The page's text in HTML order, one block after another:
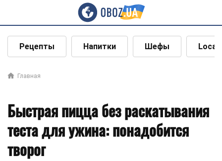
Рецепты Напитки Шефы Local
Главная
Быстрая пицца без раскатывания
теста для ужина: понадобится
творог